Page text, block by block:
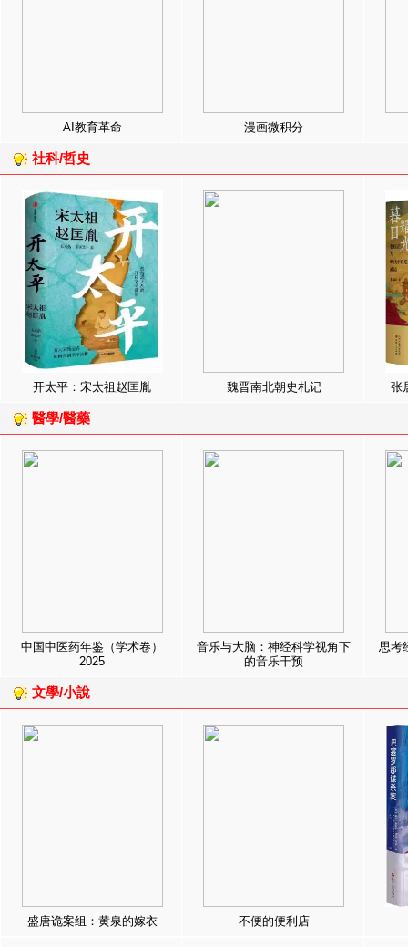
AI教育革命 漫画微积分
社科/哲史
开太平：宋太祖赵匡胤 魏晋南北朝史札记 张
醫學/醫藥
中国中医药年鉴（学术卷）
2025
音乐与大脑：神经科学视角下
的音乐干预
思考
文學/小說
盛唐诡案组：黄泉的嫁衣 不便的便利店